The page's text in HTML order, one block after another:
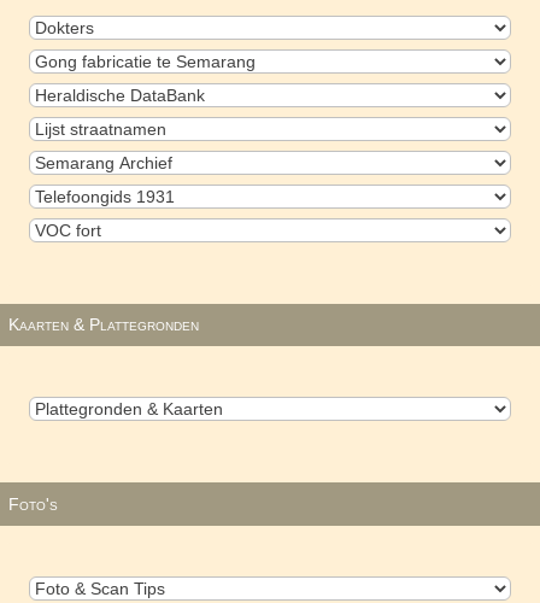
Kaarten & Plattegronden
Foto's